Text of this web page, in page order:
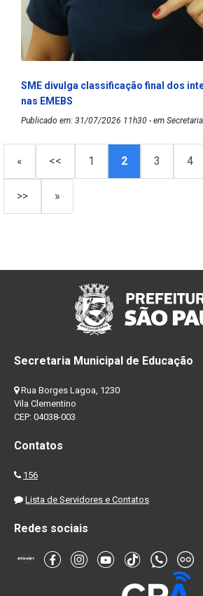
SME divulga classificação final dos
nas EMEBS
Publicado em: 31/07/2026 11h30 - em
« << 1 2 3 4
>> »
Secretaria Municipal de Educação
Rua Borges Lagoa, 1230
Vila Clementino
CEP: 04038-003
Contatos
156
Lista de Servidores e Contatos
Redes sociais